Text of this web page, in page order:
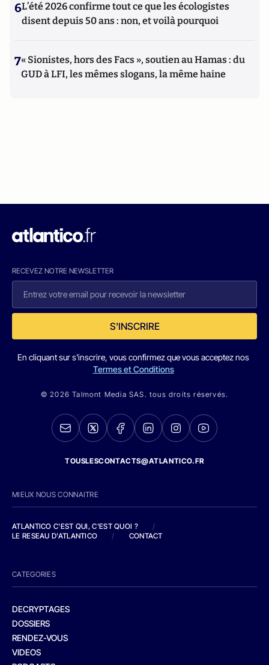
6L’été 2026 confirme tout ce que les écologistes
disent depuis 50 ans : non, et voilà pourquoi
7« Sionistes, hors des Facs », soutien au Hamas : du
GUD à LFI, les mêmes slogans, la même haine
RECEVEZ NOTRE NEWSLETTER
S'INSCRIRE
En cliquant sur s'inscrire, vous confirmez que vous acceptez nos
Termes et Conditions
© 2026 Talmont Media SAS. tous droits réservés.
TOUSLESCONTACTS@ATLANTICO.FR
MIEUX NOUS CONNAITRE
ATLANTICO C'EST QUI, C'EST QUOI ?
/
LE RESEAU D'ATLANTICO
/ CONTACT
CATEGORIES
DECRYPTAGES
DOSSIERS
RENDEZ-VOUS
VIDEOS